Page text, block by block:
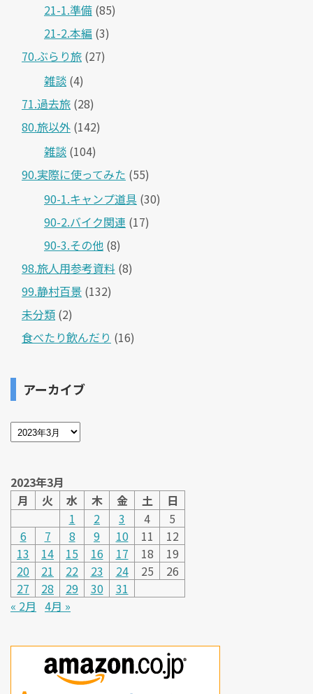
21-1.準備 (85)
21-2.本編 (3)
70.ぶらり旅 (27)
雑談 (4)
71.過去旅 (28)
80.旅以外 (142)
雑談 (104)
90.実際に使ってみた (55)
90-1.キャンプ道具 (30)
90-2.バイク関連 (17)
90-3.その他 (8)
98.旅人用参考資料 (8)
99.静村百景 (132)
未分類 (2)
食べたり飲んだり (16)
アーカイブ
2023年3月
月
火 水 木 金 土
日
1
2 3 4
5
6
7 8 9 10 11
12
13
14 15 16 17 18
19
20
21 22 23 24 25
26
27
28 29 30
31
« 2月 4月 »